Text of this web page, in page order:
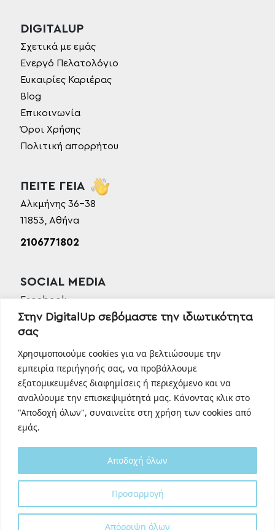
Στην DigitalUp σεβόμαστε την ιδιωτικότητα
σας
Χρησιμοποιούμε cookies για να βελτιώσουμε την
εμπειρία περιήγησής σας, να προβάλλουμε
εξατομικευμένες διαφημίσεις ή περιεχόμενο και να
αναλύουμε την επισκεψιμότητά μας. Κάνοντας κλικ στο
"Αποδοχή όλων", συναινείτε στη χρήση των cookies από
εμάς.
Προσαρμογή
Απόρριψη όλων
Αποδοχή όλων
DIGITALUP
Σχετικά με εμάς
Ενεργό Πελατολόγιο
Ευκαιρίες Καριέρας
Blog
Επικοινωνία
Όροι Χρήσης
Πολιτική απορρήτου
ΠΕΙΤΕ ΓΕΙΑ
Αλκμήνης 36-38
11853, Αθήνα
2106771802
SOCIAL MEDIA
Facebook
Instagram
Linkedin
TikTok
Behance
Youtube
Designed and developed with
by